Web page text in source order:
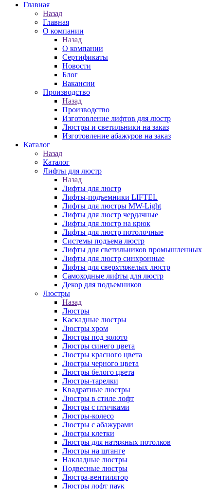
Главная
Назад
Главная
О компании
Назад
О компании
Сертификаты
Новости
Блог
Вакансии
Производство
Назад
Производство
Изготовление лифтов для люстр
Люстры и светильники на заказ
Изготовление абажуров на заказ
Каталог
Назад
Каталог
Лифты для люстр
Назад
Лифты для люстр
Лифты-подъемники LIFTEL
Лифты для люстры MW-Light
Лифты для люстр чердачные
Лифты для люстр на крюк
Лифты для люстр потолочные
Системы подъема люстр
Лифты для светильников промышленных
Лифты для люстр синхронные
Лифты для сверхтяжелых люстр
Самоходные лифты для люстр
Декор для подъемников
Люстры
Назад
Люстры
Каскадные люстры
Люстры хром
Люстры под золото
Люстры синего цвета
Люстры красного цвета
Люстры черного цвета
Люстры белого цвета
Люстры-тарелки
Квадратные люстры
Люстры в стиле лофт
Люстры с птичками
Люстры-колесо
Люстры с абажурами
Люстры клетки
Люстры для натяжных потолков
Люстры на штанге
Накладные люстры
Подвесные люстры
Люстра-вентилятор
Люстры лофт паук